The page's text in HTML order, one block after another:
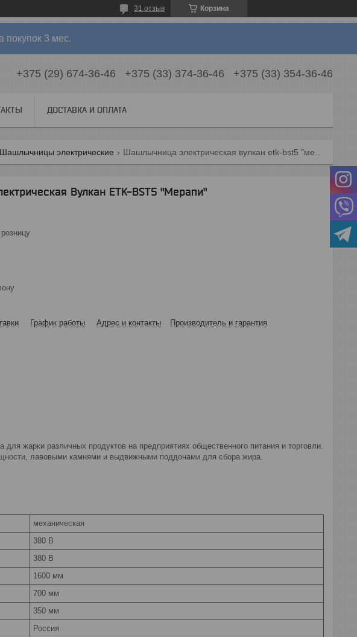
Корзина
31 отзыв
покупок 3 мес.
+375 (29) 674-36-46 +375 (33) 374-36-46 +375 (33) 354-36-46
ДОСТАВКА И ОПЛАТА
Шашлычницы электрические
Вулкан ETK-BST5 "Мерапи"
График работы Адрес и контакты Производитель и гарантия
жарки различных продуктов на предприятиях общественного питания и торговли.
лавовыми камнями и выдвижными поддонами для сбора жира.
механическая
380 В
380 В
1600 мм
700 мм
350 мм
Россия